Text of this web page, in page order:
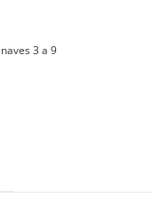
3 a 9